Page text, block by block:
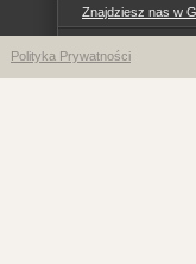
Znajdziesz nas w
Polityka Prywatności